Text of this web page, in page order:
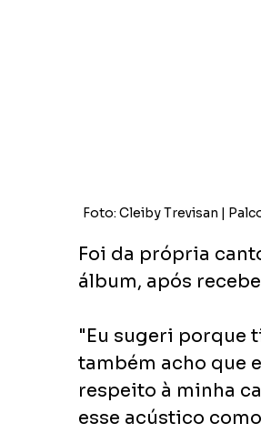
Foto: Cleiby Trevisan |
Foi da própria
álbum, após
"Eu sugeri porque
também acho que
respeito à minha
esse acústico